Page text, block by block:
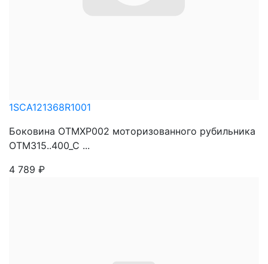
1SCA121368R1001
Боковина OTMXP002 моторизованного рубильника
OTM315..400_C ...
4 789 ₽